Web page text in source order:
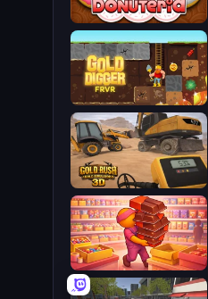
Papa's Donuteria
Gold Digger FRVR
Gold Rush: Gold Simulator 3D
Candy Packing Store